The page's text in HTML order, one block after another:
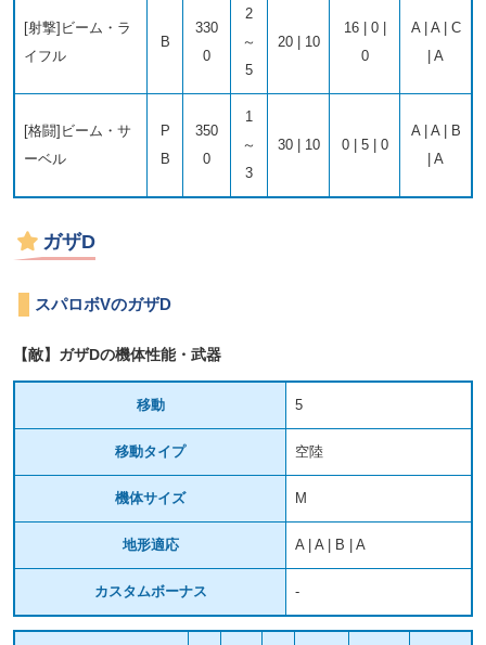
[射撃]ビーム・ラ
イフル
B
330
0
2
～
5
20 | 10
16 | 0 |
0
A | A | C
| A
[格闘]ビーム・サ
ーベル
P
B
350
0
1
～
3
30 | 10 0 | 5 | 0
A | A | B
| A
ガザD
スパロボVのガザD
【敵】ガザDの機体性能・武器
移動 5
移動タイプ 空陸
機体サイズ M
地形適応 A | A | B | A
カスタムボーナス -